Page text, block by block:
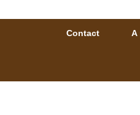
Contact A